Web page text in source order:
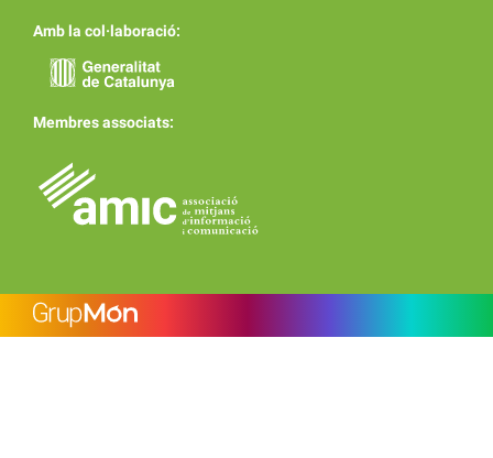
Amb la col·laboració:
Membres associats: